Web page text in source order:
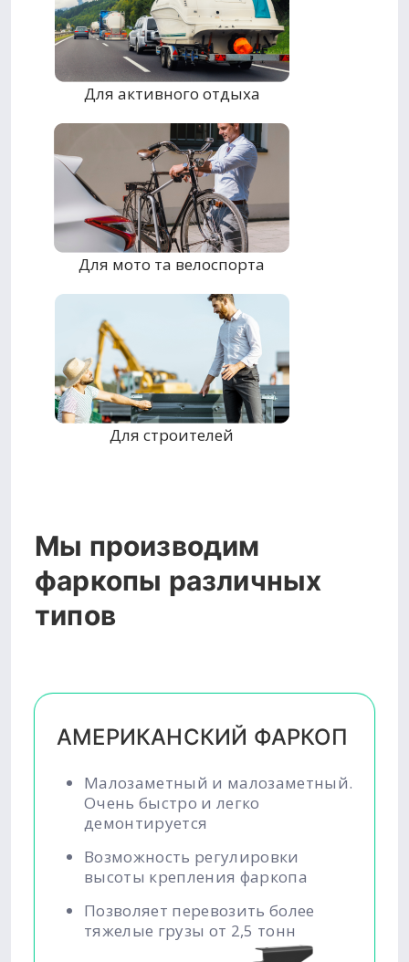
Для активного отдыха
Для мото та велоспорта
Для строителей
Мы производим
фаркопы различных
типов
АМЕРИКАНСКИЙ ФАРКОП
Малозаметный и малозаметный.
Очень быстро и легко
демонтируется
Возможность регулировки
высоты крепления фаркопа
Позволяет перевозить более
тяжелые грузы от 2,5 тонн